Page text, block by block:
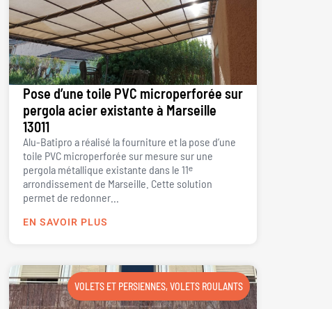
Pose d’une toile PVC microperforée sur
pergola acier existante à Marseille
13011
Alu-Batipro a réalisé la fourniture et la pose d’une
toile PVC microperforée sur mesure sur une
pergola métallique existante dans le 11ᵉ
arrondissement de Marseille. Cette solution
permet de redonner...
EN SAVOIR PLUS
VOLETS ET PERSIENNES,VOLETS ROULANTS